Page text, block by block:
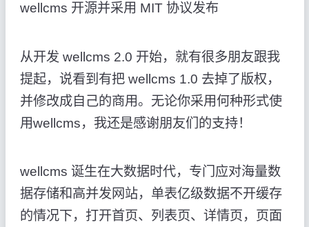
wellcms 开源并采用 MIT 协议发布
从开发 wellcms 2.0 开始，就有很多朋友跟我
提起，说看到有把 wellcms 1.0 去掉了版权，
并修改成自己的商用。无论你采用何种形式使
用wellcms，我还是感谢朋友们的支持！
wellcms 诞生在大数据时代，专门应对海量数
据存储和高并发网站，单表亿级数据不开缓存
的情况下，打开首页、列表页、详情页，页面